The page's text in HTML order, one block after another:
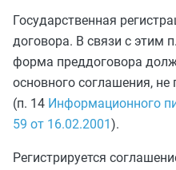
Государственная
договора. В связи с этим
форма преддоговора
основного соглашения, не
(п. 14 Информационного
59 от 16.02.2001 ).
Регистрируется